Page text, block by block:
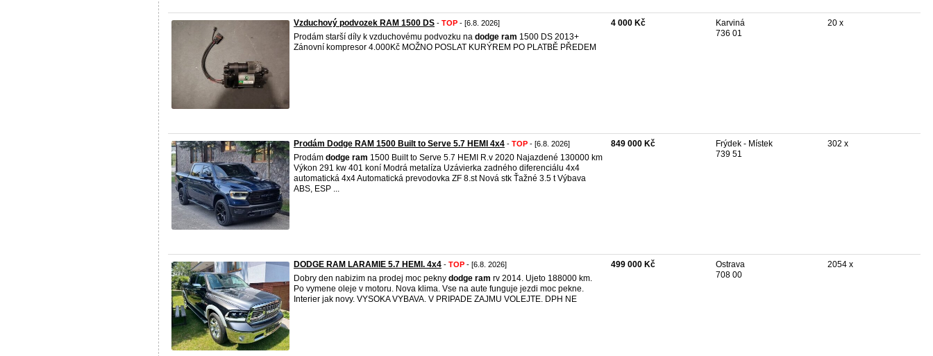
Vzduchový podvozek RAM 1500 DS - TOP - [6.8. 2026]
Prodám starší díly k vzduchovému podvozku na dodge ram 1500 DS 2013+
Zánovní kompresor 4.000Kč MOŽNO POSLAT KURÝREM PO PLATBĚ PŘEDEM
4 000 Kč
Karviná
736 01
20 x
Prodám Dodge RAM 1500 Built to Serve 5.7 HEMI 4x4 - TOP - [6.8. 2026]
Prodám dodge ram 1500 Built to Serve 5.7 HEMI R.v 2020 Najazdené 130000 km
Výkon 291 kw 401 koní Modrá metalíza Uzávierka zadného diferenciálu 4x4
automatická 4x4 Automatická prevodovka ZF 8.st Nová stk Ťažné 3.5 t Výbava
ABS, ESP ...
849 000 Kč
Frýdek - Místek
739 51
302 x
DODGE RAM LARAMIE 5.7 HEMI. 4x4 - TOP - [6.8. 2026]
Dobry den nabizim na prodej moc pekny dodge ram rv 2014. Ujeto 188000 km.
Po vymene oleje v motoru. Nova klima. Vse na aute funguje jezdi moc pekne.
Interier jak novy. VYSOKA VYBAVA. V PRIPADE ZAJMU VOLEJTE. DPH NE
499 000 Kč
Ostrava
708 00
2054 x